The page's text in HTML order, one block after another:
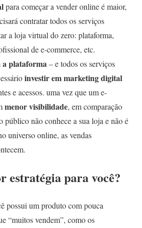
para começar a vender online é maior,
contratar todos os serviços
a loja virtual do zero: plataforma,
de e-commerce, etc.
a plataforma– e todos os serviços
investir em marketing digital
e acessos. uma vez que um e-
menor visibilidade, em comparação
público não conhece a sua loja e não é
universo online, as vendas
estratégia para você?
possui um produto com pouca
“muitos vendem”, como os